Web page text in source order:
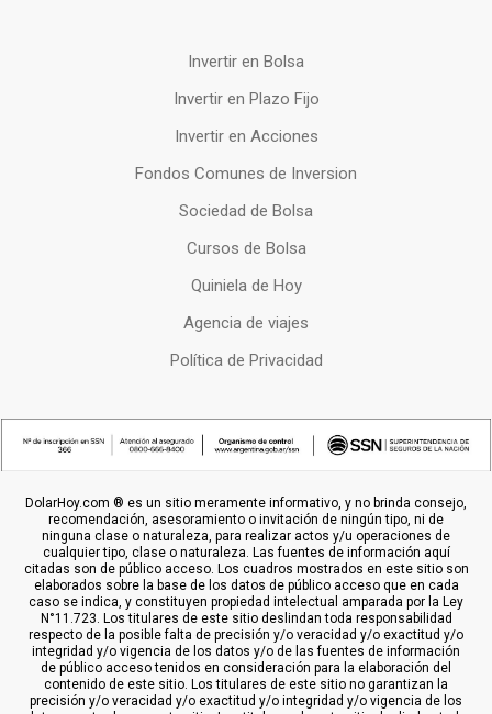
Invertir en Bolsa
Invertir en Plazo Fijo
Invertir en Acciones
Fondos Comunes de Inversion
Sociedad de Bolsa
Cursos de Bolsa
Quiniela de Hoy
Agencia de viajes
Política de Privacidad
DolarHoy.com ® es un sitio meramente informativo, y no brinda consejo,
recomendación, asesoramiento o invitación de ningún tipo, ni de
ninguna clase o naturaleza, para realizar actos y/u operaciones de
cualquier tipo, clase o naturaleza. Las fuentes de información aquí
citadas son de público acceso. Los cuadros mostrados en este sitio son
elaborados sobre la base de los datos de público acceso que en cada
caso se indica, y constituyen propiedad intelectual amparada por la Ley
N°11.723. Los titulares de este sitio deslindan toda responsabilidad
respecto de la posible falta de precisión y/o veracidad y/o exactitud y/o
integridad y/o vigencia de los datos y/o de las fuentes de información
de público acceso tenidos en consideración para la elaboración del
contenido de este sitio. Los titulares de este sitio no garantizan la
precisión y/o veracidad y/o exactitud y/o integridad y/o vigencia de los